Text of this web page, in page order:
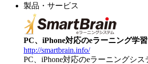
製品・サービス
PC、iPhone対応のeラーニング学
http://smartbrain.info/
PC、iPhone対応のeラーニングシ